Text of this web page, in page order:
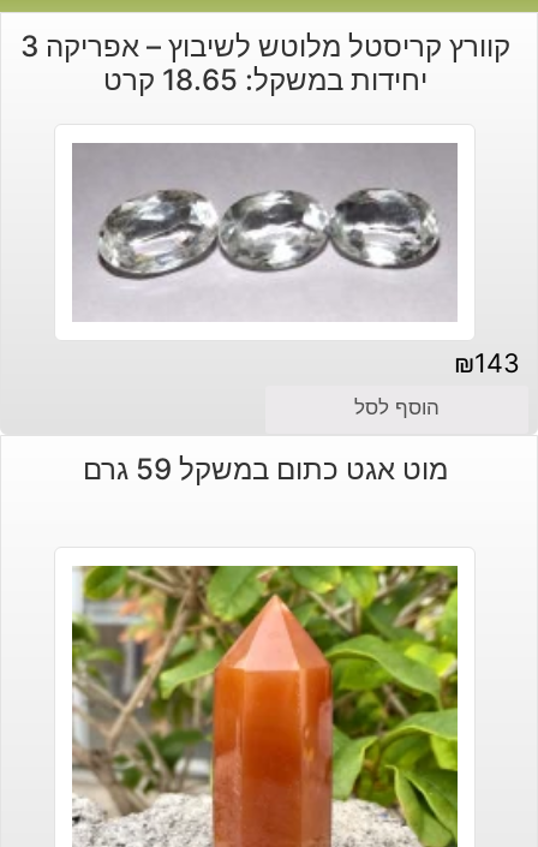
קוורץ קריסטל מלוטש לשיבוץ – אפריקה 3
יחידות במשקל: 18.65 קרט
₪143
הוסף לסל
מוט אגט כתום במשקל 59 גרם